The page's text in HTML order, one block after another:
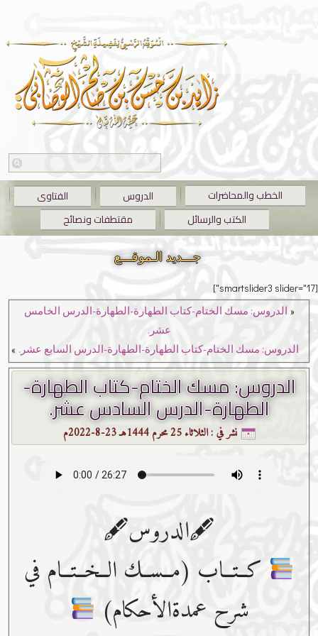
الخطب والمحاضرات الدروس
الفتاوى
الكتب والرسائل
مقتطفات ونصائح
جـــديد الـموقـــع
[smartslider3 slider="17"]
« الدروس: مسك الختام-كتاب الطهارة-الطهارة-الدرس الخامس
عشر.
الدروس: مسك الختام-كتاب الطهارة-الطهارة-الدرس السابع عشر. »
الدروس: مسك الختام-كتاب الطهارة-
الطهارة-الدرس السادس عشر.
نشر في :الثلاثاء 25 محرم 1444هـ 23-8-2022م
🖋الدروس🖋
كــتــاب (مــســك الــخــتــام في
شرح عمدةالأحكام)